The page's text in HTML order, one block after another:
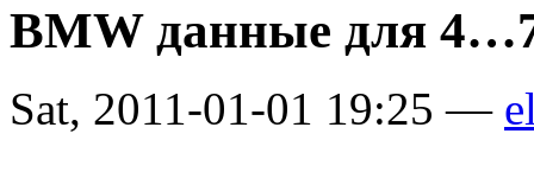
BMW данные для
Sat, 2011-01-01 19:25 —